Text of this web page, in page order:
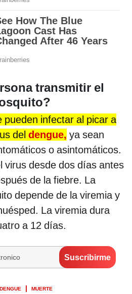
transmitir el
pueden infectar al picar a
del dengue, ya sean
o asintomáticos.
virus desde dos días antes
de la fiebre. La
depende de la viremia y
La viremia dura
a 12 días.
DENGUE MUERTE